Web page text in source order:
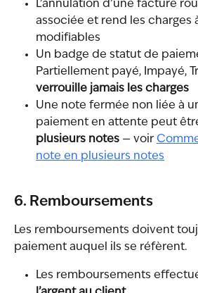
L’annulation d’une facture
associée et rend les charges
modifiables
Un badge de statut de
Partiellement payé, Impayé,
verrouille jamais les charges
Une note fermée non liée à
paiement en attente peut
plusieurs notes — voir
note en plusieurs notes
6. Remboursements
Les remboursements doivent
paiement auquel ils se réfèrent.
Les remboursements